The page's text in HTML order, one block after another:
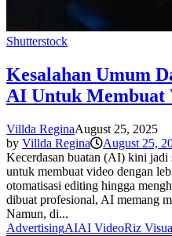
Shutterstock
Kesalahan Umum
AI Untuk Membuat
Villda ReginaAugust 25, 2025
by Villda Regina August 25,
Kecerdasan buatan (AI) kini jadi
untuk membuat video dengan
otomatisasi editing hingga
dibuat profesional, AI memang
Namun, di...
AdvertisingAIAI VideoRiz